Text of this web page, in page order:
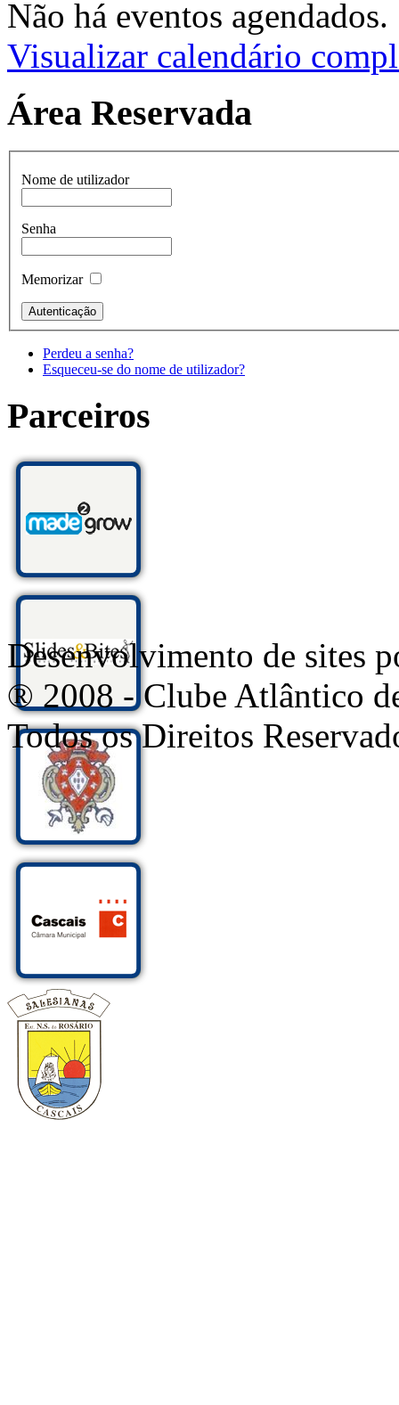
Não há eventos agendados.
Visualizar calendário
Área Reservada
Nome de utilizador
Senha
Memorizar
Perdeu a senha?
Esqueceu-se do nome de utilizador?
Parceiros
Desenvolvimento de sites
® 2008 - Clube Atlântico
Todos os Direitos